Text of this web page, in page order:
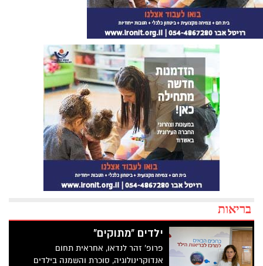
בריאות
ילדים "מתוקים"
פרופ' זהר לנדאו, אחראית תחום
אנדוקרינולוגיה, סוכרת והשמנה בילדים